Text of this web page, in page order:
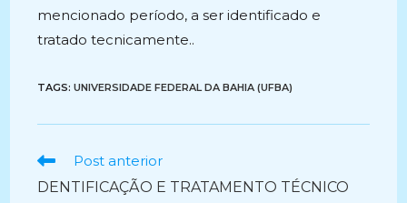
mencionado período, a ser identificado e
tratado tecnicamente..
TAGS:UNIVERSIDADE FEDERAL DA BAHIA (UFBA)
Ler
artigos
Post anterior
DENTIFICAÇÃO E TRATAMENTO TÉCNICO